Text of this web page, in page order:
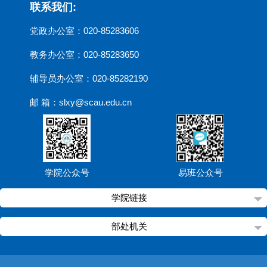
联系我们:
党政办公室：020-85283606
教务办公室：020-85283650
辅导员办公室：020-85282190
邮 箱：slxy@scau.edu.cn
学院公众号 易班公众号
学院链接
部处机关